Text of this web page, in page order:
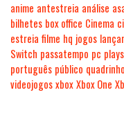
anime antestreia análise
bilhetes box office Cinema
estreia filme hq jogos
Switch passatempo pc
português público
videojogosxboxXbox One